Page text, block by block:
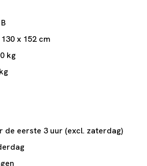
x 152 cm
kg
de eerste 3 uur (excl. zaterdag)